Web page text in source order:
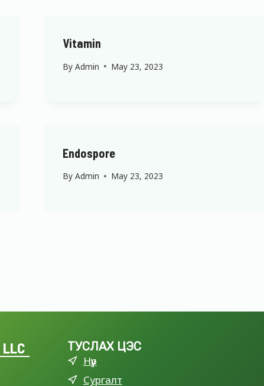
Vitamin
By Admin May 23, 2023
Endospore
By Admin May 23, 2023
LLC ТУСЛАХ ЦЭС
Нүүр
Сургалт